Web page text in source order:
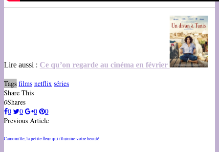
Lire aussi : Ce qu’on regarde au cinéma en février
Tags films netflix séries
Share This
0Shares
0
0 0
0
Previous Article
Camomille, la petite fleur qui illumine votre beauté